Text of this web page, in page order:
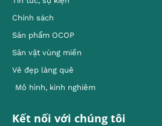
Chính sách
Sản phẩm OCOP
Sản vật vùng miền
Vẻ đẹp làng quê
Mô hình, kinh nghiêm
Kết nối với chúng tôi